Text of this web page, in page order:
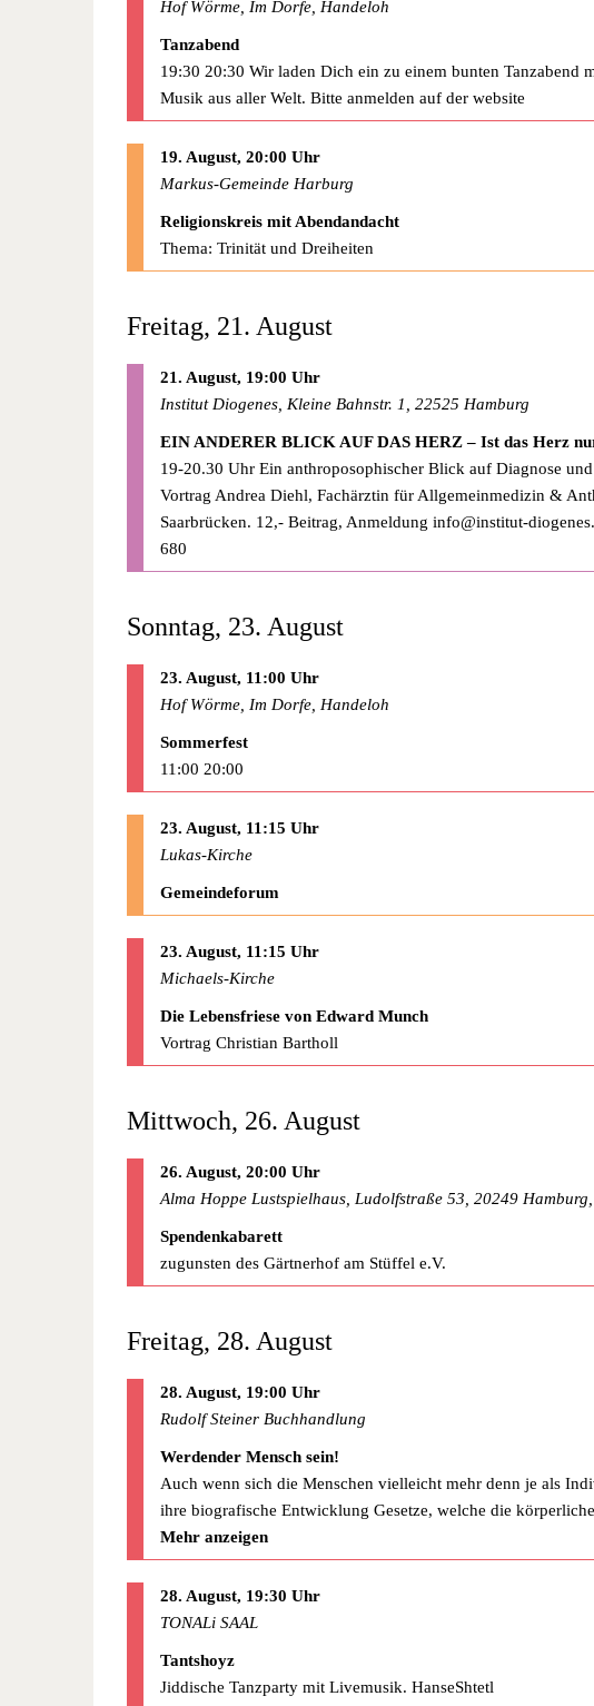
Hof Wörme, Im Dorfe, Handeloh
Tanzabend
19:30 20:30 Wir laden Dich ein zu einem bunten Tanzabend
Musik aus aller Welt. Bitte anmelden auf der website
19. August, 20:00 Uhr
Markus-Gemeinde Harburg
Religionskreis mit Abendandacht
Thema: Trinität und Dreiheiten
Freitag, 21. August
21. August, 19:00 Uhr
Institut Diogenes, Kleine Bahnstr. 1, 22525 Hamburg
EIN ANDERER BLICK AUF DAS HERZ – Ist das Herz
19-20.30 Uhr Ein anthroposophischer Blick auf Diagnose
Vortrag Andrea Diehl, Fachärztin für Allgemeinmedizin &
Saarbrücken. 12,- Beitrag, Anmeldung info@institut-
680
Sonntag, 23. August
23. August, 11:00 Uhr
Hof Wörme, Im Dorfe, Handeloh
Sommerfest
11:00 20:00
23. August, 11:15 Uhr
Lukas-Kirche
Gemeindeforum
23. August, 11:15 Uhr
Michaels-Kirche
Die Lebensfriese von Edward Munch
Vortrag Christian Bartholl
Mittwoch, 26. August
26. August, 20:00 Uhr
Alma Hoppe Lustspielhaus, Ludolfstraße 53, 20249 Hamburg,
Spendenkabarett
zugunsten des Gärtnerhof am Stüffel e.V.
Freitag, 28. August
28. August, 19:00 Uhr
Rudolf Steiner Buchhandlung
Werdender Mensch sein!
Auch wenn sich die Menschen vielleicht mehr denn je als
ihre biografische Entwicklung Gesetze, welche die
Mehr anzeigen
28. August, 19:30 Uhr
TONALi SAAL
Tantshoyz
Jiddische Tanzparty mit Livemusik. HanseShtetl